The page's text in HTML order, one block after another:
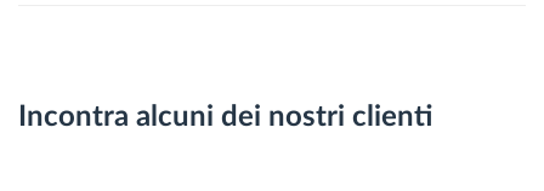
Incontra alcuni dei nostri clienti